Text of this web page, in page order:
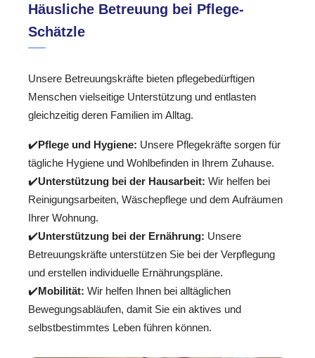
Häusliche Betreuung bei Pflege-
Schätzle
Unsere Betreuungskräfte bieten pflegebedürftigen
Menschen vielseitige Unterstützung und entlasten
gleichzeitig deren Familien im Alltag.
✔️Pflege und Hygiene: Unsere Pflegekräfte sorgen für
tägliche Hygiene und Wohlbefinden in Ihrem Zuhause.
✔️Unterstützung bei der Hausarbeit: Wir helfen bei
Reinigungsarbeiten, Wäschepflege und dem Aufräumen
Ihrer Wohnung.
✔️Unterstützung bei der Ernährung: Unsere
Betreuungskräfte unterstützen Sie bei der Verpflegung
und erstellen individuelle Ernährungspläne.
✔️Mobilität: Wir helfen Ihnen bei alltäglichen
Bewegungsabläufen, damit Sie ein aktives und
selbstbestimmtes Leben führen können.